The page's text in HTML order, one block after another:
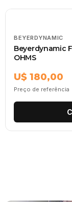
BEYERDYNAMIC
Beyerdynamic
OHMS
U$ 180,00
Preço de referência